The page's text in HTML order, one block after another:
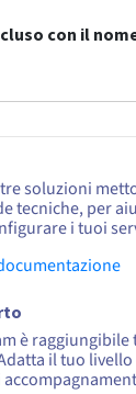
con il
soluzioni
tecniche, per
i tuoi
è
il tuo